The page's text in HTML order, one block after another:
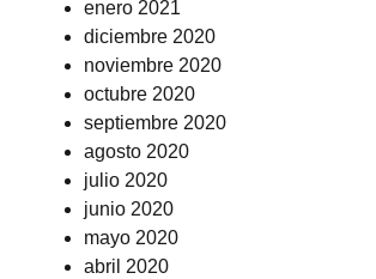
enero 2021
diciembre 2020
noviembre 2020
octubre 2020
septiembre 2020
agosto 2020
julio 2020
junio 2020
mayo 2020
abril 2020